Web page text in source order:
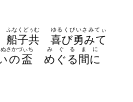
船子共
ふなくどぅむ
喜び勇みて
ゆるくびいさみてぃ
の盃
さかづぃち
めぐる間に
みぐるまに